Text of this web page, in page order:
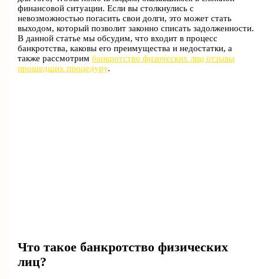
финансовой ситуации. Если вы столкнулись с
невозможностью погасить свои долги, это может стать
выходом, который позволит законно списать задолженности.
В данной статье мы обсудим, что входит в процесс
банкротства, каковы его преимущества и недостатки, а
также рассмотримбанкротство физических лиц отзывы
прошедших процедуру.
Что такое банкротство физических
лиц?